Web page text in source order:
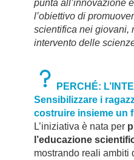
punta all’innovazione
l’obiettivo di
scientifica nei giovani,
intervento delle
PERCHÉ:
Sensibilizzare i
costruire insieme un
L’iniziativa è nata per
l’educazione
mostrando reali ambiti